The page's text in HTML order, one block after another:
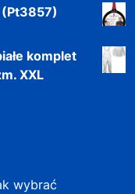
komplet
XXL
wybrać